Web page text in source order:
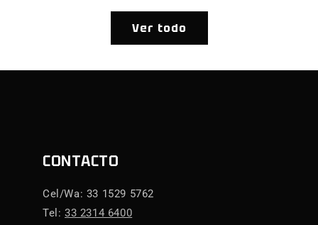
Ver todo
CONTACTO
Cel/Wa: 33 1529 5762
Tel:33 2314 6400